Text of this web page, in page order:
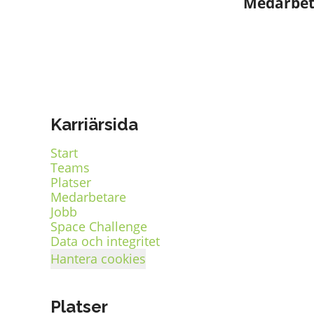
Karriärsida
Start
Teams
Platser
Medarbetare
Jobb
Space Challenge
Data och integritet
Hantera cookies
Platser